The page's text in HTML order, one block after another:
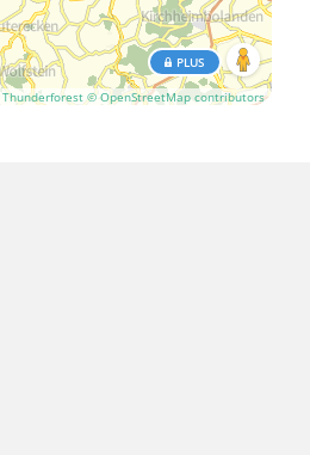
© OpenStreetMap contributors
PLUS